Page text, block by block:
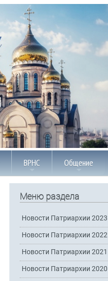
ВРНС Общение
Меню раздела
Новости Патриархии 2023
Новости Патриархии 2022
Новости Патриархии 2021
Новости Патриархии 2020